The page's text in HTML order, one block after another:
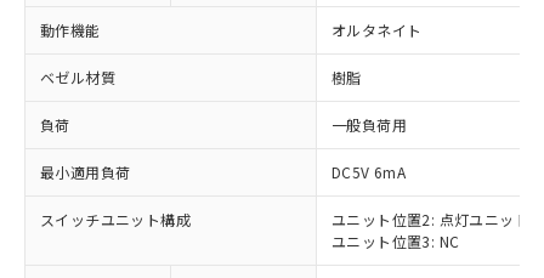
動作機能 オルタネイト
ベゼル材質 樹脂
負荷 一般負荷用
最小適用負荷 DC5V 6mA
スイッチユニット構成
ユニット位置2: 点灯ユニット
ユニット位置3: NC